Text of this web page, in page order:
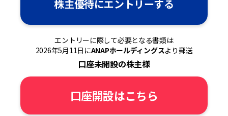
株主優待にエントリーする
エントリーに際して必要となる書類は
2026年5月11日にANAPホールディングスより郵送
口座未開設の株主様
口座開設はこちら